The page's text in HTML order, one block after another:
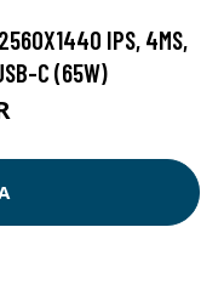
IPS, 4MS,
C (65W)